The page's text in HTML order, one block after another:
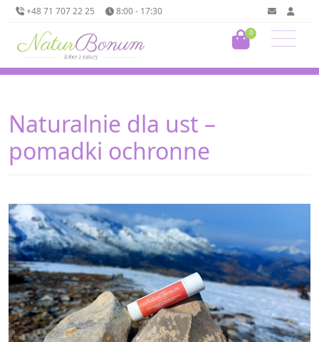
+48 71 707 22 25 8:00 - 17:30
0
Naturalnie dla ust –
pomadki ochronne